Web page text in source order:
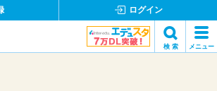
ログイン
検 索 メニュー